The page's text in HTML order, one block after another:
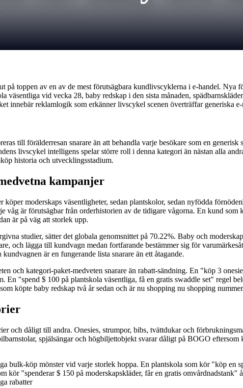
toppen av en av de mest förutsägbara kundlivscyklerna i e-handel. Nya
vid vecka 28, baby redskap i den sista månaden,
innebär reklamlogik som erkänner livscykel scenen överträffar generiska
till förälderresan snarare än att behandla varje besökare som en
livscykel intelligens spelar större roll i denna kategori än nästan alla
historia och utvecklingsstadium.
kampanjer
moderskaps väsentligheter, sedan plantskolor, sedan nyfödda
våg är förutsägbar från orderhistorien av de tidigare vågorna. En kund som
är på väg att storlek upp.
studier, sätter det globala genomsnittet på 70.22%. Baby och
och lägga till kundvagn medan fortfarande bestämmer sig för
är en fungerande lista snarare än ett åtagande.
och kategori-paket-medveten snarare än rabatt-sändning. En "köp 3
"spend $ 100 på plantskola väsentliga, få en gratis swaddle set" regel
köpte baby redskap två år sedan och är nu shopping nu shopping
och dåligt till andra. Onesies, strumpor, bibs, tvättdukar och
spjälsängar och högbiljettobjekt svarar dåligt på BOGO
köp mönster vid varje storlek hoppa. En plantskola som kör "köp en
"spenderar $ 150 på moderskapskläder, får en gratis omvårdnadstank"
rabatter